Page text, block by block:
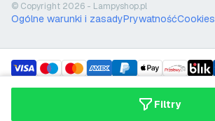
Filtry
© Copyright 2026 - Lampyshop.pl
Ogólne warunki i zasadyPrywatnośćCookies
payment methods
shipment methods